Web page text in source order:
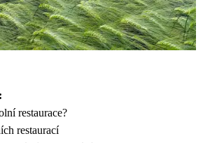
restaurace?
restaurací